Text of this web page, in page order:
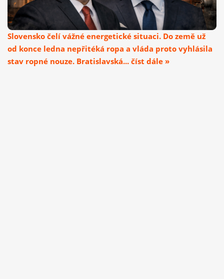
Slovensko čelí vážné energetické situaci. Do země už
od konce ledna nepřitéká ropa a vláda proto vyhlásila
stav ropné nouze. Bratislavská... číst dále »